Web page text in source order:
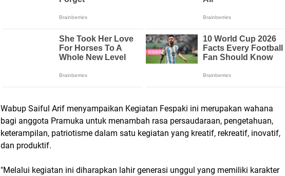
Wabup Saiful Arif menyampaikan Kegiatan Fespaki ini merupakan wahana
bagi anggota Pramuka untuk menambah rasa persaudaraan, pengetahuan,
keterampilan, patriotisme dalam satu kegiatan yang kreatif, rekreatif, inovatif,
dan produktif.
"Melalui kegiatan ini diharapkan lahir generasi unggul yang memiliki karakter